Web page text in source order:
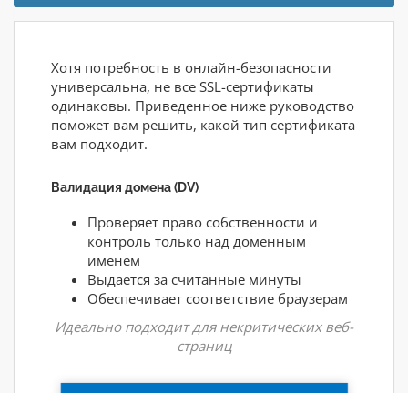
Хотя потребность в онлайн-безопасности
универсальна, не все SSL-сертификаты
одинаковы. Приведенное ниже руководство
поможет вам решить, какой тип сертификата
вам подходит.
Валидация домена (DV)
Проверяет право собственности и
контроль только над доменным
именем
Выдается за считанные минуты
Обеспечивает соответствие браузерам
Идеально подходит для некритических веб-
страниц